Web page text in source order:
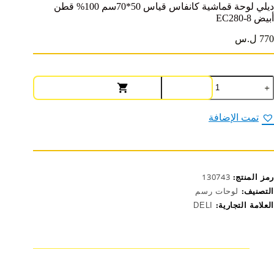
ديلي لوحة قماشية كانفاس قياس 50*70سم 100% قطن
أبيض EC280-8
770 ل.س
كمية
ديلي
لوحة
قماشية
كانفاس
أبيض
EC280-
8
تمت الإضافة
رمز المنتج: 130743
التصنيف: لوحات رسم
العلامة التجارية: DELI